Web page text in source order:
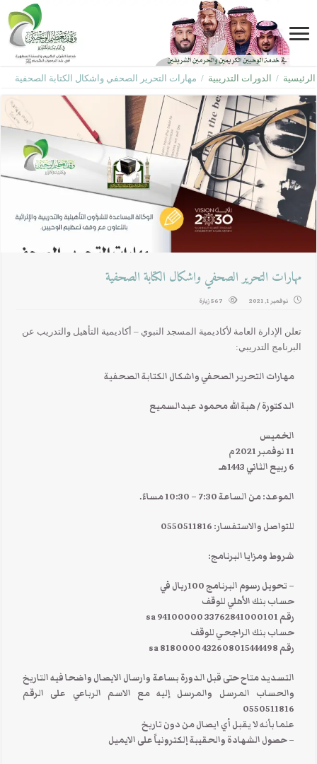
الرئيسية / الدورات التدريبية / مهارات التحرير الصحفي واشكال الكتابة الصحفية
مهارات التحرير الصحفي واشكال الكتابة الصحفية
نوفمبر 1, 2021 567 زيارة
تعلن الإدارة العامة لأكاديمية المسجد النبوي – أكاديمية التأهيل والتدريب عن
البرنامج التدريبي:
مهارات التحرير الصحفي واشكال الكتابة الصحفية
الدكتورة / هبة الله محمود عبدالسميع
الخميس
11 نوفمبر 2021 م
6 ربيع الثاني 1443هـ
الموعد: من الساعة 7:30 – 10:30 مساءً.
للتواصل والاستفسار: 0550511816
شروط ومزايا البرنامج:
– تحويل رسوم البرنامج 100ريال في
حساب بنك الأهلي للوقف
رقم sa 94100000 33762841000101
حساب بنك الراجحي للوقف
رقم 432608015444498 8180000 sa
التسديد متاح حتى قبل الدورة بساعة وارسال الايصال واضحا فيه التاريخ
والحساب المرسل والمرسل إليه مع الاسم الرباعي على الرقم
0550511816
علما بأنه لا يقبل أي ايصال من دون تاريخ
– حصول الشهادة والحقيبة إلكترونياً على الايميل